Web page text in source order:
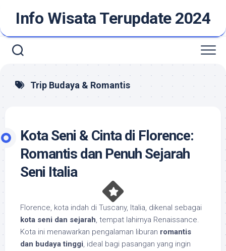
contentInfo Wisata Terupdate 2024
Trip Budaya & Romantis
Kota Seni & Cinta di Florence:
Romantis dan Penuh Sejarah
Seni Italia
Florence, kota indah di Tuscany, Italia, dikenal sebagai
kota seni dan sejarah, tempat lahirnya Renaissance.
Kota ini menawarkan pengalaman liburan romantis
dan budaya tinggi, ideal bagi pasangan yang ingin